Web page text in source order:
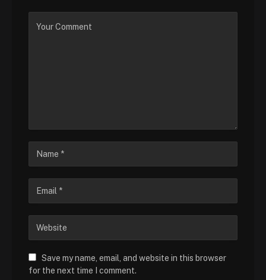
Save my name, email, and website in this browser
for the next time I comment.